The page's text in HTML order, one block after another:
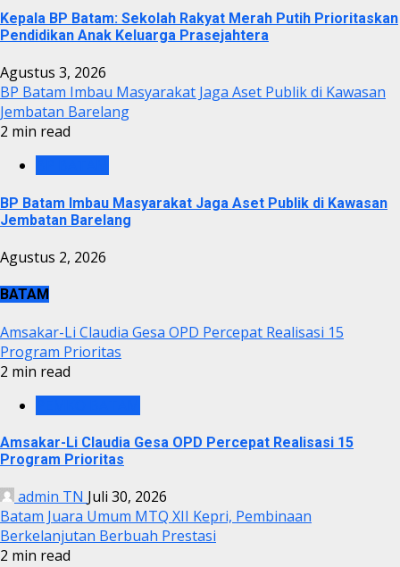
Kepala BP Batam: Sekolah Rakyat Merah Putih Prioritaskan
Pendidikan Anak Keluarga Prasejahtera
Agustus 3, 2026
BP Batam Imbau Masyarakat Jaga Aset Publik di Kawasan
Jembatan Barelang
2 min read
BP Batam Imbau Masyarakat Jaga Aset Publik di Kawasan
Jembatan Barelang
Agustus 2, 2026
BATAM
Amsakar-Li Claudia Gesa OPD Percepat Realisasi 15
Program Prioritas
2 min read
Amsakar-Li Claudia Gesa OPD Percepat Realisasi 15
Program Prioritas
admin TN Juli 30, 2026
Batam Juara Umum MTQ XII Kepri, Pembinaan
Berkelanjutan Berbuah Prestasi
2 min read